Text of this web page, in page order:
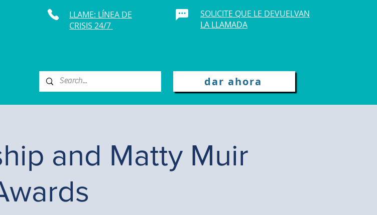
LLAME: LÍNEA DE
CRISIS 24/7
SOLICITE QUE LE DEVUELVAN
LA LLAMADA
dar ahora
and Matty Muir